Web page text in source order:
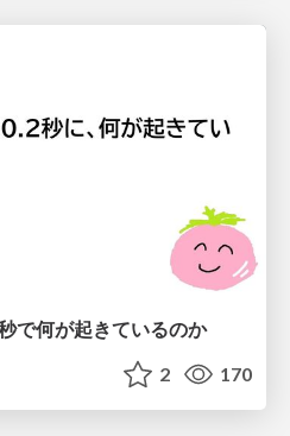
で何が起きているのか
2 170